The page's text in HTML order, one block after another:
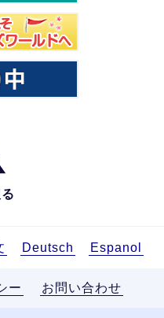
Deutsch Espanol
ー お問い合わせ